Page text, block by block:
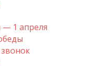
— 1 апреля